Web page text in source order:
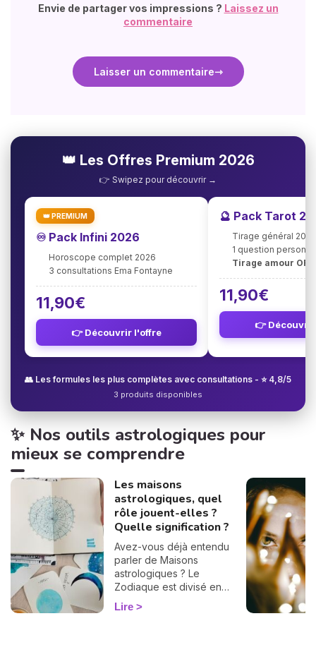
Envie de partager vos impressions ? Laissez un
commentaire
Laisser un commentaire
👑 Les Offres Premium 2026
👉 Swipez pour découvrir →
👑 PREMIUM
♾️ Pack Infini 2026
Horoscope complet 2026
3 consultations Ema Fontayne
11,90€
👉 Découvrir l'offre
🔮 Pack Tarot
Tirage général 2026
1 question
Tirage amour
11,90€
👉
👥 Les formules les plus complètes avec consultations - ⭐ 4,8/5
3 produits disponibles
✨ Nos outils astrologiques pour
mieux se comprendre
Les maisons
astrologiques, quel
rôle jouent-elles ?
Quelle signification ?
Avez-vous déjà entendu
parler de Maisons
astrologiques ? Le
Zodiaque est divisé en
douze Maisons et chacune
correspond à une sphère
Lire